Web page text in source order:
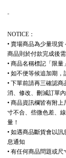
-
NOTICE ：
• 賣場商品為少量現貨
商品則於付款完成後
• 商品名稱標記「限量
• 如不便等候追加期，
• 下單前請再三確認商
消、修改、刪減訂單
• 商品資訊欄皆有附上
寸不合、些微色差、
量！
• 如遇商品斷貨會以訊
息通知
• 有任何商品問題或尺